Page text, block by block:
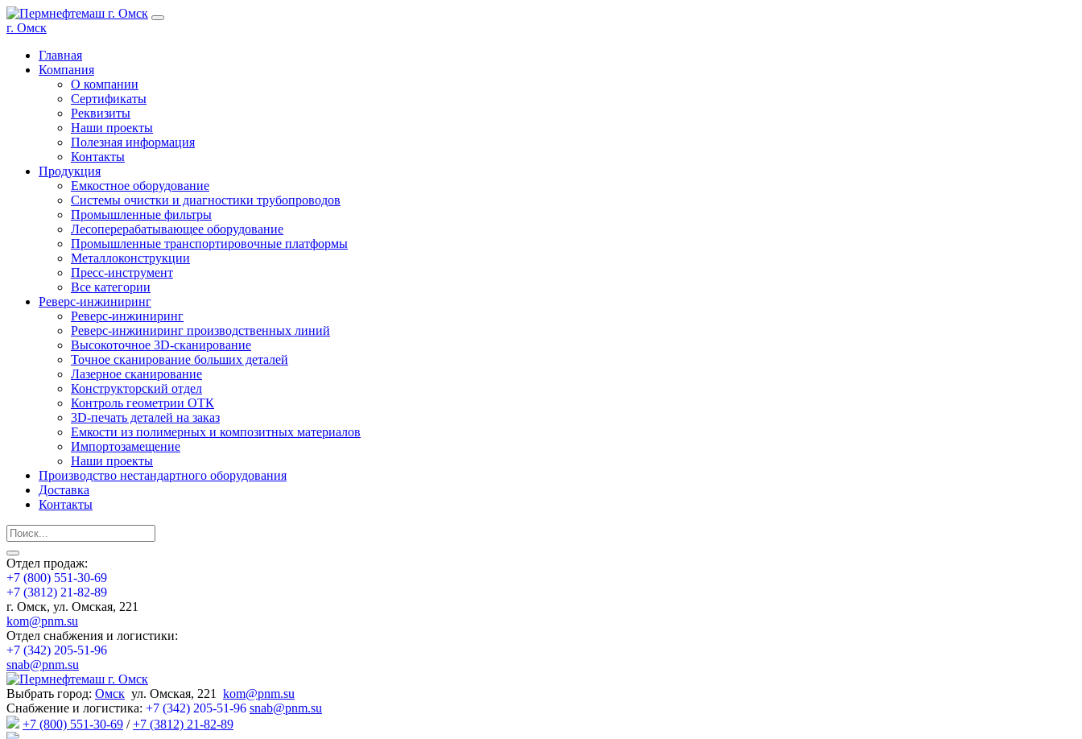
г. Омск
Главная
Компания
О компании
Сертификаты
Реквизиты
Наши проекты
Полезная информация
Контакты
Продукция
Емкостное оборудование
Системы очистки и диагностики трубопроводов
Промышленные фильтры
Лесоперерабатывающее оборудование
Промышленные транспортировочные платформы
Металлоконструкции
Пресс-инструмент
Все категории
Реверс-инжиниринг
Реверс-инжиниринг
Реверс-инжиниринг производственных линий
Высокоточное 3D-сканирование
Точное сканирование больших деталей
Лазерное сканирование
Конструкторский отдел
Контроль геометрии ОТК
3D-печать деталей на заказ
Емкости из полимерных и композитных материалов
Импортозамещение
Наши проекты
Производство нестандартного оборудования
Доставка
Контакты
Отдел продаж:
+7 (800) 551-30-69
+7 (3812) 21-82-89
г. Омск, ул. Омская, 221
kom@pnm.su
Отдел снабжения и логистики:
+7 (342) 205-51-96
snab@pnm.su
Выбрать город: Омск ул. Омская, 221 kom@pnm.su
Снабжение и логистика: +7 (342) 205-51-96 snab@pnm.su
+7 (800) 551-30-69 /+7 (3812) 21-82-89